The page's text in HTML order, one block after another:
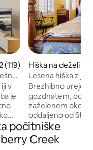
ocena: 4,92 od 5, št.
(119)
v
je
Hiška na deželi v
rry Hill Township
Lesena hiška z
parkiriščem!
Brezhibno
gozdnatem,
zaželenem
oddaljeno od
Foodsa, 9 milj do
Philadelphia.
se, napolnite
počitniške
Creek